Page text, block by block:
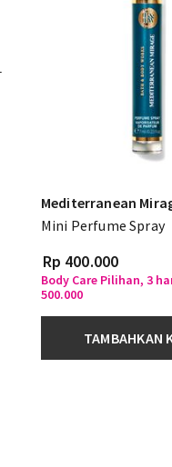
Mediterranean
Mini Perfume Spray
Rp 400.000
Body Care Pilihan, 3
500.000
TAMBAHKAN